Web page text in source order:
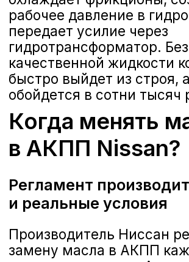
Производитель Ниссан рекомендует
замену масла в АКПП каждые 60-80
тысяч километров. Автоматические
коробки для Nissan производит
японская компания Jatco, которая
также указывает на необходимость
регулярной замены через 40-60
тысяч километров.
В российских условиях
сократить:
городской режим : до 45-50
тысяч километров из-за пробок
тысяч километров при
буксировке прицепов,
агрессивной езде или работе в
частичная замена: каждые 30-
40 тысяч километров, так как
обновляется только треть
Признаки